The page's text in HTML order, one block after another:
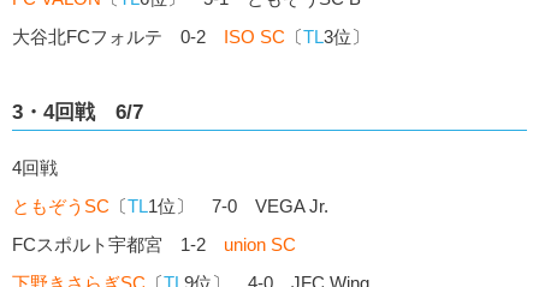
大谷北FCフォルテ 0-2 ISO SC 〔TL3位〕
3・4回戦 6/7
4回戦
ともぞうSC 〔TL1位〕 7-0 VEGA Jr.
FCスポルト宇都宮 1-2 union SC